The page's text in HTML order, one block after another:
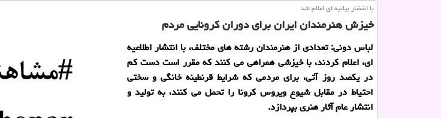
با انتشار بیانیه ای اعلام شد
خیزش هنرمندان ایران برای دوران كرونایی مردم
لباس دونی: تعدادی از هنرمندان رشته های مختلف، با انتشار اطلاعیه
ای، اعلام كردند، با خیزشی همراهی می كنند كه مقرر است دست كم
در یكصد روز آتی، برای مردمی كه شرایط قرنطینه خانگی و سختی
احتیاط در مقابل شیوع ویروس كرونا را تحمل می كنند، به تولید و
انتشار عام آثار هنری بپردازد.